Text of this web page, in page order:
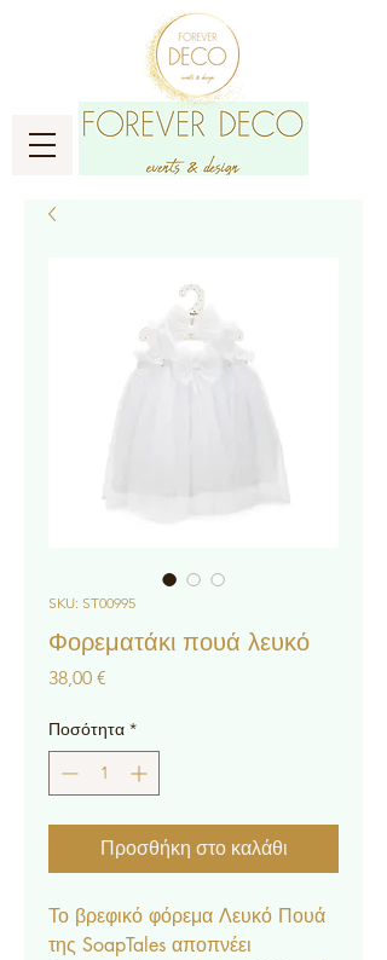
SKU: ST00995
Φορεματάκι πουά λευκό
38,00 €
Ποσότητα *
Προσθήκη στο καλάθι
Το βρεφικό φόρεμα Λευκό Πουά
της SoapTales αποπνέει